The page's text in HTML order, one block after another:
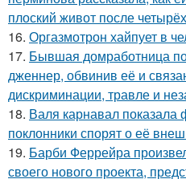
плоский живот после
16. Оргазмотрон хайпует в
17. Бывшая домработница
дженнер, обвинив её и
дискриминации, травле и
18. Валя карнавал показала
поклонники спорят о её
19. Барби Феррейра
своего нового проекта,